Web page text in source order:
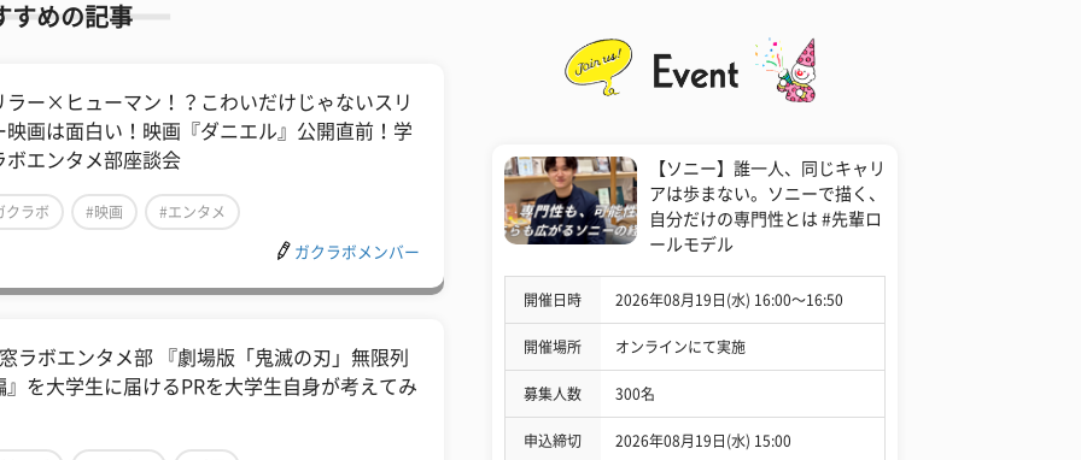
すめの記事
ラー×ヒューマン！？こわいだけじゃないスリ
映画は面白い！映画『ダニエル』公開直前！学
ボエンタメ部座談会
クラボ #映画 #エンタメ
ガクラボメンバー
ラボエンタメ部 『劇場版「鬼滅の刃」無限列
』を大学生に届けるPRを大学生自身が考えてみ
【ソニー】誰一人、同じキャリ
アは歩まない。ソニーで描く、
自分だけの専門性とは #先輩ロ
ールモデル
開催日時 2026年08月19日(水) 16:00〜16:50
開催場所 オンラインにて実施
募集人数 300名
申込締切 2026年08月19日(水) 15:00